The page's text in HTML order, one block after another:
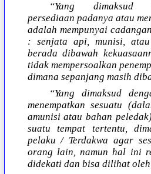
“Yang dimaksud
persediaan padanya atau
adalah mempunyai
: senjata api, munisi,
berada dibawah
tidak mempersoalkan
dimana sepanjang masih
“Yang dimaksud
menempatkan sesuatu
amunisi atau bahan
suatu tempat tertentu,
pelaku / Terdakwa agar
orang lain, namun hal ini
didekati dan bisa dilihat